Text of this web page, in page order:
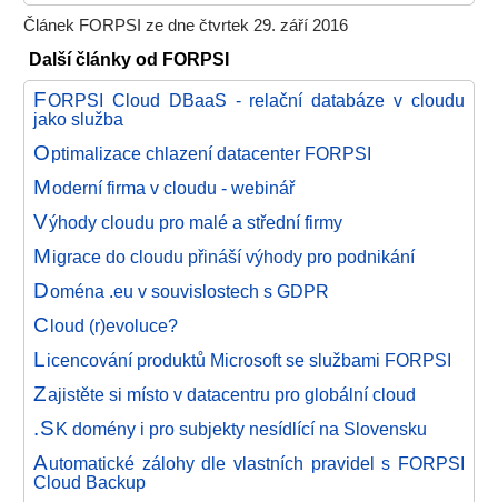
Článek FORPSI ze dne čtvrtek 29. září 2016
Další články od FORPSI
FORPSI Cloud DBaaS - relační databáze v cloudu
jako služba
Optimalizace chlazení datacenter FORPSI
Moderní firma v cloudu - webinář
Výhody cloudu pro malé a střední firmy
Migrace do cloudu přináší výhody pro podnikání
Doména .eu v souvislostech s GDPR
C loud (r)evoluce?
Licencování produktů Microsoft se službami FORPSI
Zajistěte si místo v datacentru pro globální cloud
.S K domény i pro subjekty nesídlící na Slovensku
Automatické zálohy dle vlastních pravidel s FORPSI
Cloud Backup